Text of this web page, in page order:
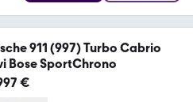
911 (997) Turbo Cabrio
Bose SportChrono
€